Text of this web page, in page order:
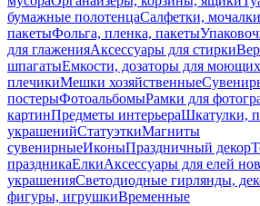
бумажные полотенцаСалфетки,
пакетыФольга, пленка, пакеты
для глаженияАксессуары для стирки
шпагатыЕмкости, дозаторы для моющих
плечикиМешки хозяйственные
постерыФотоальбомыРамки для
картинПредметы интерьераШкатулки,
украшенийСтатуэткиМагниты
сувенирныеИконыПраздничный декор
праздникаЕлкиАксессуары для елей
украшенияСветодиодные гирлянды,
фигуры, игрушкиВременные